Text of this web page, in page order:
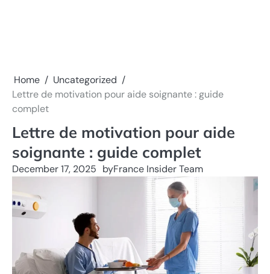
Home
Uncategorized
Lettre de motivation pour aide soignante : guide
complet
Lettre de motivation pour aide
soignante : guide complet
December 17, 2025 byFrance Insider Team